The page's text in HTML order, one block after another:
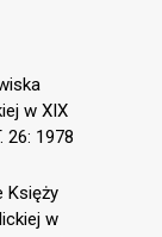
w XIX
26: 1978
Księży
w